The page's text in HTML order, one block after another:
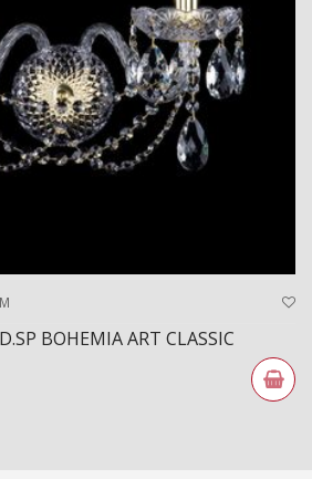
BOHEMIA ART CLASSIC